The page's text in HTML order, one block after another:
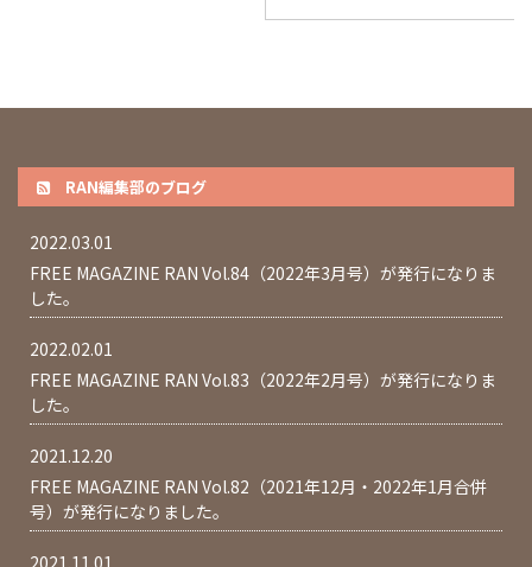
RAN編集部のブログ
2022.03.01
FREE MAGAZINE RAN Vol.84（2022年3月号）が発行になりま
した。
2022.02.01
FREE MAGAZINE RAN Vol.83（2022年2月号）が発行になりま
した。
2021.12.20
FREE MAGAZINE RAN Vol.82（2021年12月・2022年1月合併
号）が発行になりました。